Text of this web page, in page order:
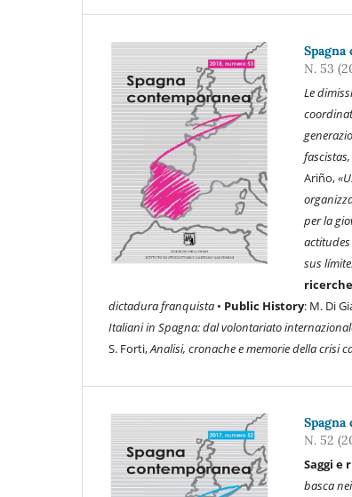
N. 53
Le
Ariño,
per la
sus
ricerche
dictadura franquista • Public History: M. Di
Italiani in Spagna: dal volontariato
S. Forti,Analisi, cronache e memorie della crisi
Spagna
N. 52
Saggi e
basca